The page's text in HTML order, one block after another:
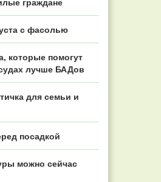
с фасолью
которые помогут
лучше БАДов
для семьи и
посадкой
можно сейчас